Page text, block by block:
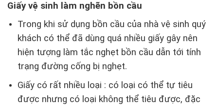
Giấy vệ sinh làm nghẽn bồn cầu
Trong khi sử dụng bồn cầu của nhà vệ sinh quý
khách có thể đã dùng quá nhiều giấy gây nên
hiện tượng làm tắc nghẹt bồn cầu dẫn tới tính
trạng đường cống bị nghẹt.
Giấy có rất nhiều loại : có loại có thể tự tiêu
được nhưng có loại không thể tiêu được, đặc